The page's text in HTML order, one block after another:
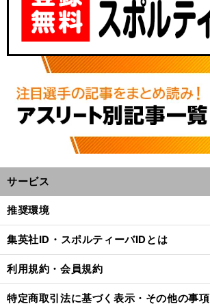
サービス
推奨環境
集英社ID・スポルティーバIDとは
利用規約・会員規約
特定商取引法に基づく表示・その他の事項